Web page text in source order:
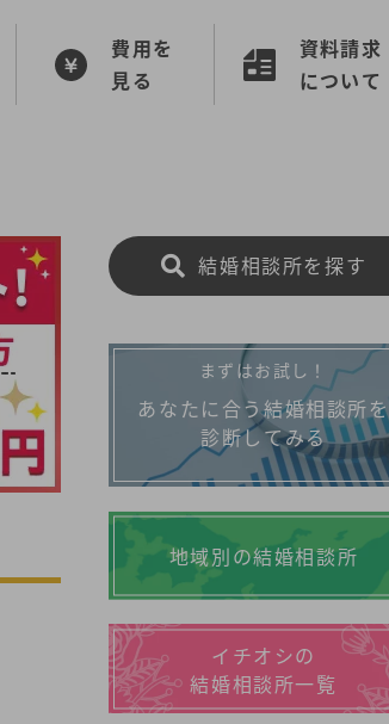
費用を
見る
資料請求
について
結婚相談所を探す
まずはお試し！
あなたに合う結婚相談所を
診断してみる
地域別の結婚相談所
イチオシの
結婚相談所一覧